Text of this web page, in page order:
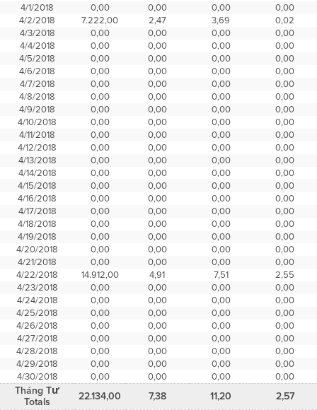
4/1/2018 0,00 0,00 0,00
0,00
4/2/2018
7.222,00 2,47 3,69
0,02
4/3/2018
0,00 0,00 0,00
0,00
4/4/2018
0,00 0,00 0,00
0,00
4/5/2018
0,00 0,00 0,00
0,00
4/6/2018
0,00 0,00 0,00
0,00
4/7/2018
0,00 0,00 0,00
0,00
4/8/2018
0,00 0,00 0,00
0,00
4/9/2018
0,00 0,00 0,00
0,00
4/10/2018
0,00 0,00 0,00
0,00
4/11/2018
0,00 0,00 0,00
0,00
4/12/2018
0,00 0,00 0,00
0,00
4/13/2018
0,00 0,00 0,00
0,00
4/14/2018
0,00 0,00 0,00
0,00
4/15/2018
0,00 0,00 0,00
0,00
4/16/2018
0,00 0,00 0,00
0,00
4/17/2018
0,00 0,00 0,00
0,00
4/18/2018
0,00 0,00 0,00
0,00
4/19/2018
0,00 0,00 0,00
0,00
4/20/2018
0,00 0,00 0,00
0,00
4/21/2018
0,00 0,00 0,00
0,00
4/22/2018
14.912,00 4,91 7,51
2,55
4/23/2018
0,00 0,00 0,00
0,00
4/24/2018
0,00 0,00 0,00
0,00
4/25/2018
0,00 0,00 0,00
0,00
4/26/2018
0,00 0,00 0,00
0,00
4/27/2018
0,00 0,00 0,00
0,00
4/28/2018
0,00 0,00 0,00
0,00
4/29/2018
0,00 0,00 0,00
0,00
4/30/2018
0,00 0,00 0,00 0,00
Tháng Tư
Totals 22.134,00 7,38 11,20 2,57